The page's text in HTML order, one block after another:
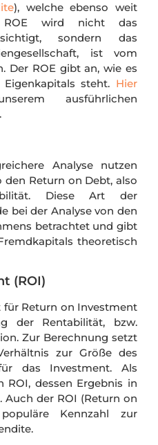
), welche ebenso weit
wird nicht das
sondern das
ist vom
Der ROE gibt an, wie es
steht. Hier
ausführlichen
Analyse nutzen
Return on Debt, also
Diese Art der
bei der Analyse von den
betrachtet und gibt
theoretisch
(ROI)
für Return on Investment
der Rentabilität, bzw.
Zur Berechnung setzt
zur Größe des
das Investment. Als
ROI, dessen Ergebnis in
Auch der ROI (Return on
Kennzahl zur